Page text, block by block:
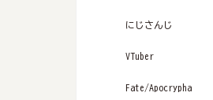
にじさんじ
VTuber
Fate/Apocrypha